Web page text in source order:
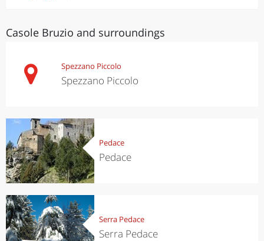
Casole Bruzio and surroundings
Spezzano Piccolo
Spezzano Piccolo
Pedace
Pedace
Serra Pedace
Serra Pedace